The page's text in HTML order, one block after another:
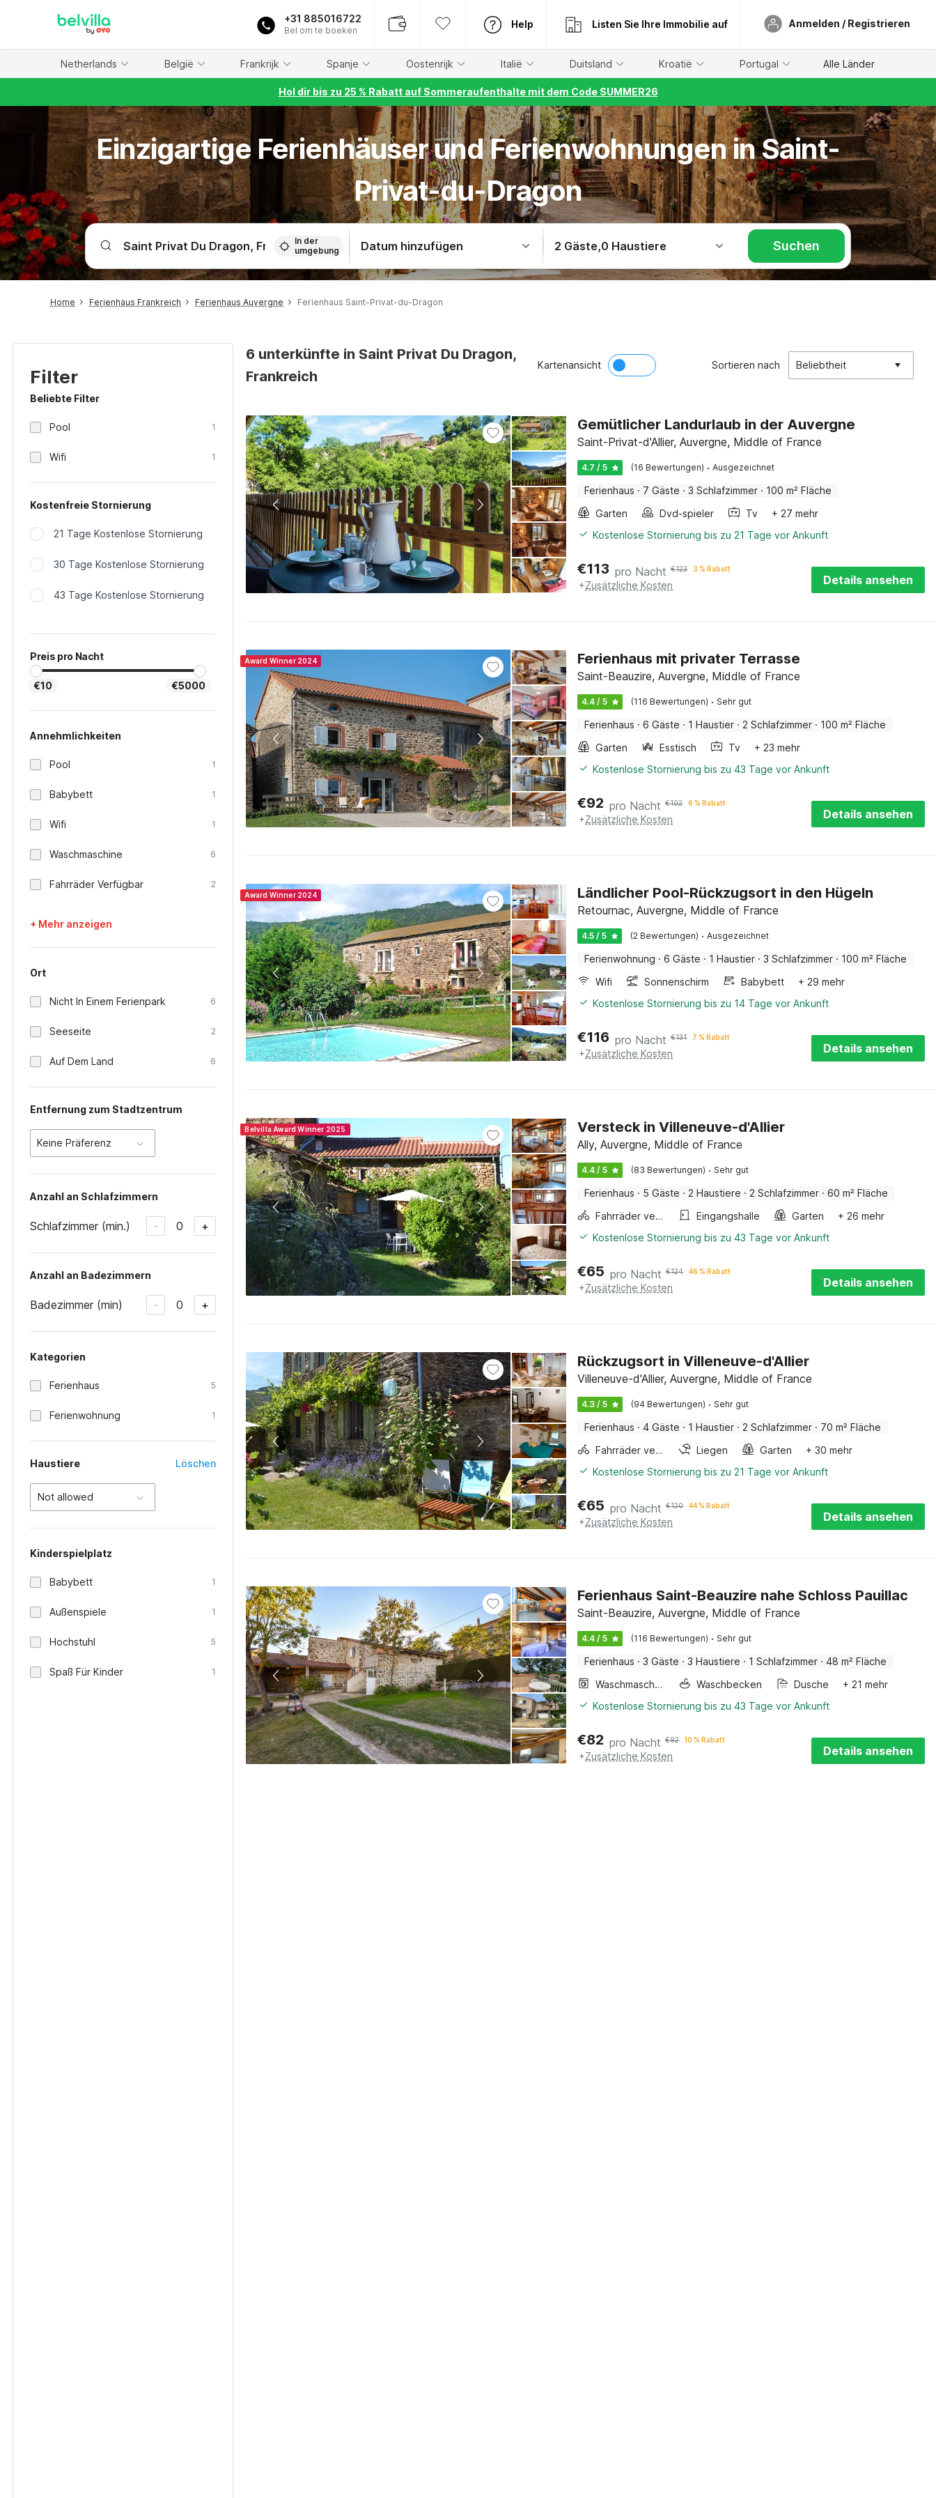
+31 885016722
Bel om te boeken
Help Listen Sie Ihre Immobilie auf Anmelden / Registrieren
Netherlands België Frankrijk Spanje Oostenrijk Italië Duitsland Kroatië Portugal Alle Länder
Hol dir bis zu 25 % Rabatt auf Sommeraufenthalte mit dem Code SUMMER26
Einzigartige Ferienhäuser und Ferienwohnungen in Saint-
Privat-du-Dragon
In der
umgebung
Datum hinzufügen 2 Gäste,0 Haustiere Suchen
Home Ferienhaus Frankreich Ferienhaus Auvergne Ferienhaus Saint-Privat-du-Dragon
Filter
Beliebte Filter
Pool 1
Wifi 1
Kostenfreie Stornierung
21 Tage Kostenlose Stornierung
30 Tage Kostenlose Stornierung
43 Tage Kostenlose Stornierung
Preis pro Nacht
€10 €5000
Annehmlichkeiten
Pool 1
Babybett 1
Wifi 1
Waschmaschine 6
Fahrräder Verfügbar 2
+ Mehr anzeigen
Ort
Nicht In Einem Ferienpark 6
Seeseite 2
Auf Dem Land 6
Entfernung zum Stadtzentrum
Keine Präferenz
Anzahl an Schlafzimmern
Schlafzimmer (min.) - 0 +
Anzahl an Badezimmern
Badezimmer (min) - 0 +
Kategorien
Ferienhaus 5
Ferienwohnung 1
Haustiere Löschen
Not allowed
Kinderspielplatz
Babybett 1
Außenspiele 1
Hochstuhl 5
Spaß Für Kinder 1
6 unterkünfte in Saint Privat Du Dragon,
Frankreich
Kartenansicht Sortieren nach Beliebtheit
Gemütlicher Landurlaub in der Auvergne
Saint-Privat-d'Allier, Auvergne, Middle of France
4.7 / 5 (16 Bewertungen) · Ausgezeichnet
Ferienhaus · 7 Gäste · 3 Schlafzimmer · 100 m² Fläche
Garten
Dvd-spieler Tv
+ 27 mehr
Kostenlose Stornierung bis zu 21 Tage vor Ankunft
€113 pro Nacht €123 3 % Rabatt
+Zusätzliche Kosten Details ansehen
Award Winner 2024 Ferienhaus mit privater Terrasse
Saint-Beauzire, Auvergne, Middle of France
4.4 / 5 (116 Bewertungen) · Sehr gut
Ferienhaus · 6 Gäste · 1 Haustier · 2 Schlafzimmer · 100 m² Fläche
Garten
Esstisch Tv
+ 23 mehr
Kostenlose Stornierung bis zu 43 Tage vor Ankunft
€92 pro Nacht €102 6 % Rabatt
+Zusätzliche Kosten Details ansehen
Award Winner 2024 Ländlicher Pool-Rückzugsort in den Hügeln
Retournac, Auvergne, Middle of France
4.5 / 5 (2 Bewertungen) · Ausgezeichnet
Ferienwohnung · 6 Gäste · 1 Haustier · 3 Schlafzimmer · 100 m² Fläche
Wifi
Sonnenschirm Babybett
+ 29 mehr
Kostenlose Stornierung bis zu 14 Tage vor Ankunft
€116 pro Nacht €131 7 % Rabatt
+Zusätzliche Kosten Details ansehen
Belvilla Award Winner 2025 Versteck in Villeneuve-d'Allier
Ally, Auvergne, Middle of France
4.4 / 5 (83 Bewertungen) · Sehr gut
Ferienhaus · 5 Gäste · 2 Haustiere · 2 Schlafzimmer · 60 m² Fläche
Fahrräder verfügbar
Eingangshalle Garten
+ 26 mehr
Kostenlose Stornierung bis zu 43 Tage vor Ankunft
€65 pro Nacht €124 46 % Rabatt
+Zusätzliche Kosten Details ansehen
Rückzugsort in Villeneuve-d'Allier
Villeneuve-d'Allier, Auvergne, Middle of France
4.3 / 5 (94 Bewertungen) · Sehr gut
Ferienhaus · 4 Gäste · 1 Haustier · 2 Schlafzimmer · 70 m² Fläche
Fahrräder verfügbar
Liegen Garten
+ 30 mehr
Kostenlose Stornierung bis zu 21 Tage vor Ankunft
€65 pro Nacht €120 44 % Rabatt
+Zusätzliche Kosten Details ansehen
Ferienhaus Saint-Beauzire nahe Schloss Pauillac
Saint-Beauzire, Auvergne, Middle of France
4.4 / 5 (116 Bewertungen) · Sehr gut
Ferienhaus · 3 Gäste · 3 Haustiere · 1 Schlafzimmer · 48 m² Fläche
Waschmaschine
Waschbecken Dusche
+ 21 mehr
Kostenlose Stornierung bis zu 43 Tage vor Ankunft
€82 pro Nacht €92 10 % Rabatt
+Zusätzliche Kosten Details ansehen